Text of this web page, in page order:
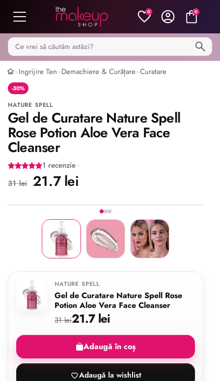
0 0
Caută pe MakeupShop
>Ingrijire Ten>Demachiere & Curățare>Curatare
-30%
NATURE SPELL
Gel de Curatare Nature Spell
Rose Potion Aloe Vera Face
Cleanser
1 recenzie
31 lei 21.7 lei
Imaginea 1 din 3
NATURE SPELL
Gel de Curatare Nature Spell Rose
Potion Aloe Vera Face Cleanser
31 lei21.7 lei
Adaugă în coș
Adaugă la wishlist